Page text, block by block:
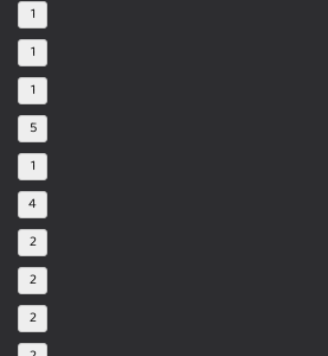
1
1
1
5
1
4
2
2
2